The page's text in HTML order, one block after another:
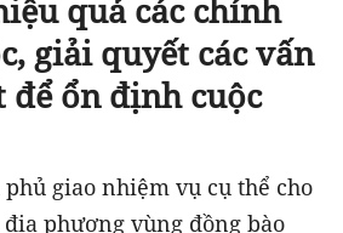
quả các chính
giải quyết các vấn
để ổn định cuộc
giao nhiệm vụ cụ thể cho
địa phương vùng đồng bào